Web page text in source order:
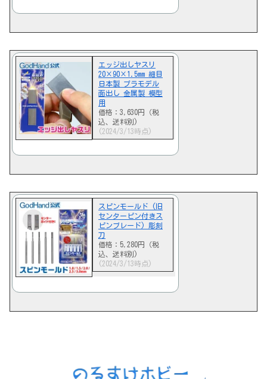
エッジ出しヤスリ
20×90×1.5mm 細目
日本製 プラモデル
面出し 金属製 模型
用
価格：3,630円（税
込、送料別)
(2024/3/13時点)
スピンモールド (旧
センターピン付きス
ピンブレード) 彫刻
刀
価格：5,280円（税
込、送料別)
(2024/3/13時点)